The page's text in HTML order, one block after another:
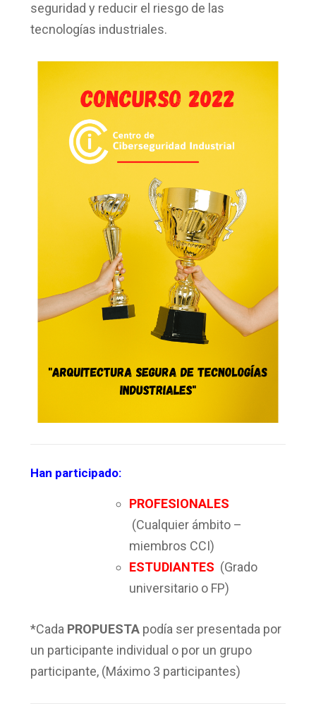
seguridad y reducir el riesgo de las
tecnologías industriales.
Han participado:
PROFESIONALES
(Cualquier ámbito –
miembros CCI)
ESTUDIANTES (Grado
universitario o FP)
*Cada PROPUESTApodía ser presentada por
un participante individual o por un grupo
participante, (Máximo 3 participantes)